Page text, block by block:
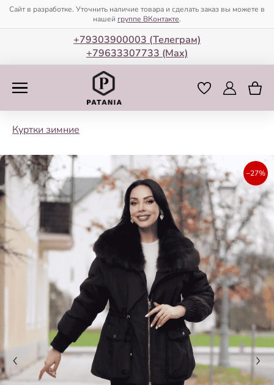
Сайт в разработке. Уточнить наличие товара и сделать заказ вы можете в
нашей группе ВКонтакте.
+79303900003 (Телеграм)
+79633307733 (Мax)
Куртки зимние
−27%